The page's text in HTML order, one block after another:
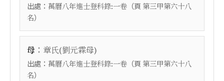
出處： 萬曆八年進士登科錄:一卷 （頁 第三甲第六十八
名）
母 ： 章氏(劉元霖母)
出處： 萬曆八年進士登科錄:一卷 （頁 第三甲第六十八
名）